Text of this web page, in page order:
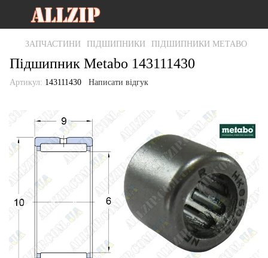
ЗАПЧАСТИНИ ПІДШИПНИКИ ПІДШИПНИКИ METABO
Підшипник Metabo 143111430
Артикул: 143111430 Написати відгук